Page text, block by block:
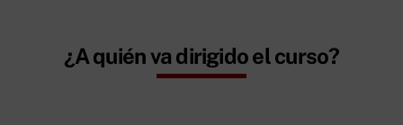
¿A quién va dirigido el curso?